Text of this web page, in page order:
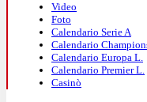
Video
Foto
Calendario Serie A
Calendario
Calendario Europa L.
Calendario Premier L.
Casinò